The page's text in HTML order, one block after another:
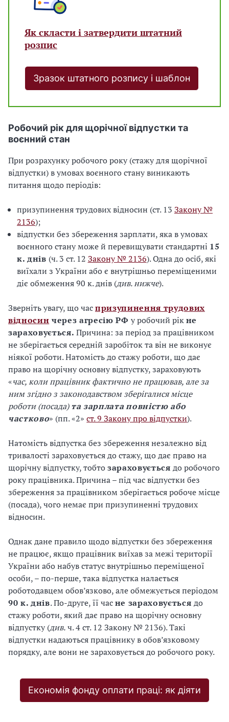
Як скласти і затвердити штатний
розпис
Зразок штатного розпису і шаблон
Робочий рік для щорічної відпустки та
воєнний стан
При розрахунку робочого року (стажу для щорічної
відпустки) в умовах воєнного стану виникають
питання щодо періодів:
призупинення трудових відносин (ст. 13 Закону №
2136);
відпустки без збереження зарплати, яка в умовах
воєнного стану може й перевищувати стандартні 15
к. днів (ч. 3 ст. 12 Закону № 2136). Одна до осіб, які
виїхали з України або є внутрішньо переміщеними
діє обмеження 90 к. днів (див. нижче).
Зверніть увагу, що часпризупинення трудових
відносин через агресію РФ у робочий рікне
зараховується. Причина: за період за працівником
не зберігається середній заробіток та він не виконує
ніякої роботи. Натомість до стажу роботи, що дає
право на щорічну основну відпустку, зараховують
«час, коли працівник фактично не працював, але за
ним згідно з законодавством зберігалися місце
роботи (посада) та зарплатаповністю або
частково» (пп. «2»ст. 9 Закону про відпустки).
Натомість відпустка без збереження незалежно від
тривалості зараховується до стажу, що дає право на
щорічну відпустку, тобтозараховуєтьсядо робочого
року працівника. Причина – під час відпустки без
збереження за працівником зберігається робоче місце
(посада), чого немає при призупиненні трудових
відносин.
Однак дане правило щодо відпустки без збереження
не працює, якщо працівник виїхав за межі території
України або набув статус внутрішньо переміщеної
особи, – по-перше, така відпустка налається
роботодавцем обов’язково, але обмежується періодом
90 к. днів. По-друге, її часне зараховується до
стажу роботи, який дає право на щорічну основну
відпустку (див.ч. 4 ст. 12 Закону № 2136). Такі
відпустки надаються працівнику в обов’язковому
порядку, але вони не зараховується до робочого року.
Економія фонду оплати праці: як діяти